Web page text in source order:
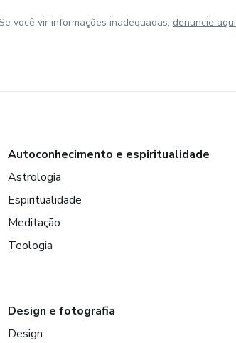
você vir informações inadequadas, denuncie aqui
Autoconhecimento e espiritualidade
Astrologia
Espiritualidade
Meditação
Teologia
Design e fotografia
Design